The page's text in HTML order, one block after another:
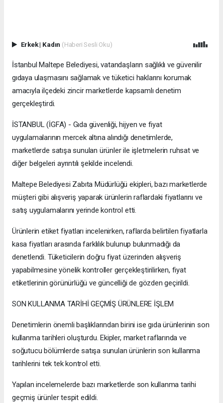
Erkek| Kadın (Haberi Sesli Oku)
İstanbul Maltepe Belediyesi, vatandaşların sağlıklı ve güvenilir
gıdaya ulaşmasını sağlamak ve tüketici haklarını korumak
amacıyla ilçedeki zincir marketlerde kapsamlı denetim
gerçekleştirdi.
İSTANBUL (İGFA) - Gıda güvenliği, hijyen ve fiyat
uygulamalarının mercek altına alındığı denetimlerde,
marketlerde satışa sunulan ürünler ile işletmelerin ruhsat ve
diğer belgeleri ayrıntılı şekilde incelendi.
Maltepe Belediyesi Zabıta Müdürlüğü ekipleri, bazı marketlerde
müşteri gibi alışveriş yaparak ürünlerin raflardaki fiyatlarını ve
satış uygulamalarını yerinde kontrol etti.
Ürünlerin etiket fiyatları incelenirken, raflarda belirtilen fiyatlarla
kasa fiyatları arasında farklılık bulunup bulunmadığı da
denetlendi. Tüketicilerin doğru fiyat üzerinden alışveriş
yapabilmesine yönelik kontroller gerçekleştirilirken, fiyat
etiketlerinin görünürlüğü ve güncelliği de gözden geçirildi.
SON KULLANMA TARİHİ GEÇMİŞ ÜRÜNLERE İŞLEM
Denetimlerin önemli başlıklarından birini ise gıda ürünlerinin son
kullanma tarihleri oluşturdu. Ekipler, market raflarında ve
soğutucu bölümlerde satışa sunulan ürünlerin son kullanma
tarihlerini tek tek kontrol etti.
Yapılan incelemelerde bazı marketlerde son kullanma tarihi
geçmiş ürünler tespit edildi.